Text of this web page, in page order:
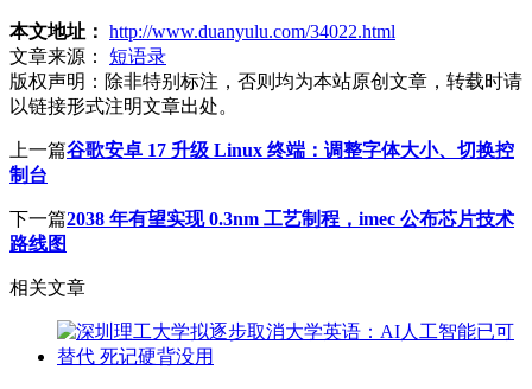
本文地址： http://www.duanyulu.com/34022.html
文章来源：
短语录
版权声明： 除非特别标注，否则均为本站原创文章，转载时请
以链接形式注明文章出处。
上一篇谷歌安卓 17 升级 Linux 终端：调整字体大小、切换控
制台
下一篇2038 年有望实现 0.3nm 工艺制程，imec 公布芯片技术
路线图
相关文章